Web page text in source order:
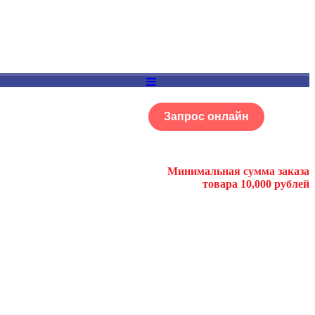
Запрос онлайн
Минимальная сумма заказа
товара 10,000 рублей